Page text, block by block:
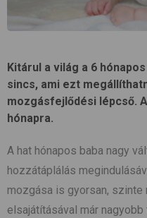
Kitárul a világ a 6
sincs, ami ezt
mozgásfejlődési lépcső.
hónapra.
A hat hónapos baba nagy
hozzátáplálás
mozgása is gyorsan, szinte
elsajátításával már